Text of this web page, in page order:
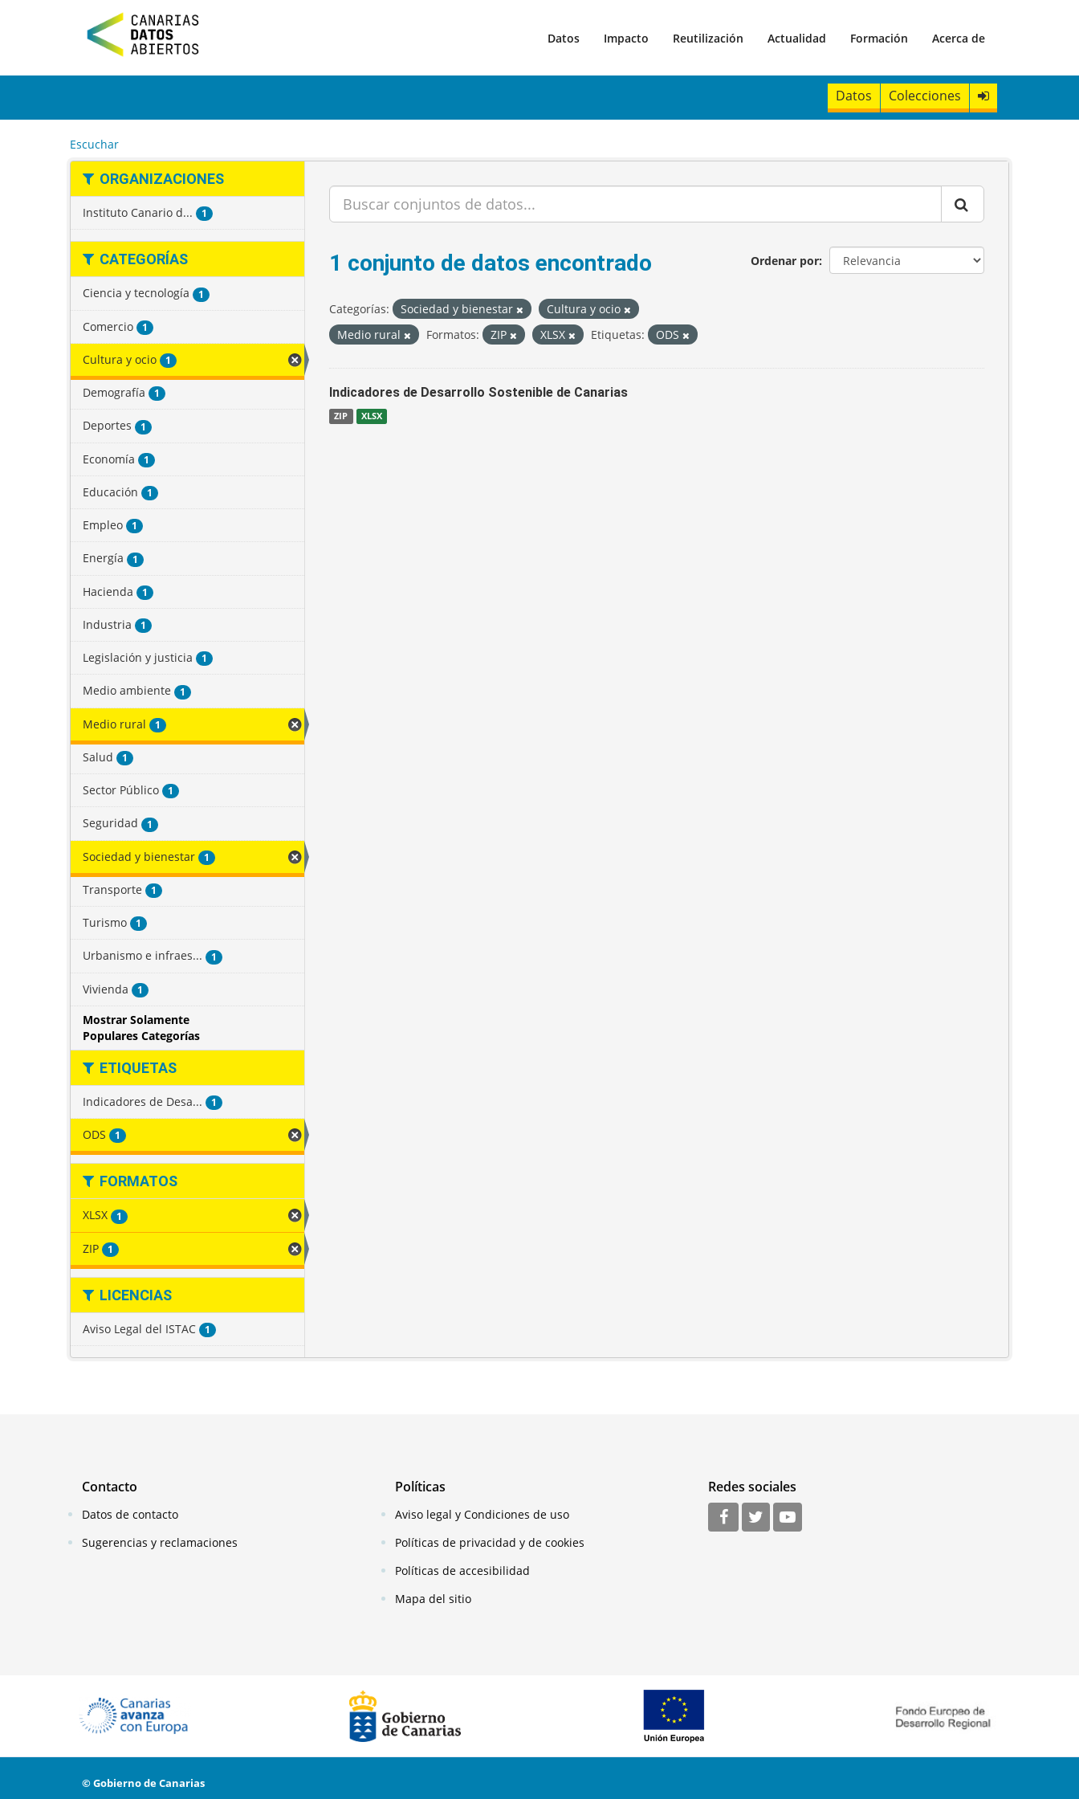
t
Datos Impacto Reutilización Actualidad Formación Acerca de
Datos Colecciones
Escuchar
ORGANIZACIONES
Instituto Canario d... 1
CATEGORÍAS
Ciencia y tecnología 1
Comercio 1
Cultura y ocio 1
Demografía 1
Deportes 1
Economía 1
Educación 1
Empleo 1
Energía 1
Hacienda 1
Industria 1
Legislación y justicia 1
Medio ambiente 1
Medio rural 1
Salud 1
Sector Público 1
Seguridad 1
Sociedad y bienestar 1
Transporte 1
Turismo 1
Urbanismo e infraes... 1
Vivienda 1
Mostrar Solamente
Populares Categorías
ETIQUETAS
Indicadores de Desa... 1
ODS 1
FORMATOS
XLSX 1
ZIP 1
LICENCIAS
Aviso Legal del ISTAC 1
Ordenar por
1 conjunto de datos encontrado
Categorías: Sociedad y bienestar
Cultura y ocio
Medio rural
Formatos: ZIP XLSX Etiquetas: ODS
Indicadores de Desarrollo Sostenible de Canarias
ZIP XLSX
Contacto
Datos de contacto
Sugerencias y reclamaciones
Políticas
Aviso legal y Condiciones de uso
Políticas de privacidad y de cookies
Políticas de accesibilidad
Mapa del sitio
Redes sociales
© Gobierno de Canarias